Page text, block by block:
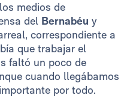
medios de
del Bernabéu y
correspondiente a
que trabajar el
faltó un poco de
cuando llegábamos
por todo.